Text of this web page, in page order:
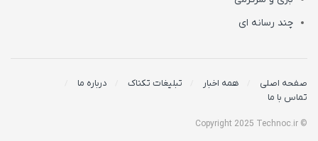
چند رسانه ای
صفحه اصلی همه اخبار تبلیغات تکناک
درباره ما
تماس با ما
© Copyright 2025 Technoc.ir